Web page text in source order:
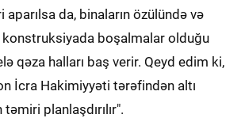
da, binaların özülündə və
boşalmalar olduğu
qəza halları baş verir. Qeyd edim ki,
İcra Hakimiyyəti tərəfindən altı
təmiri planlaşdırılır".